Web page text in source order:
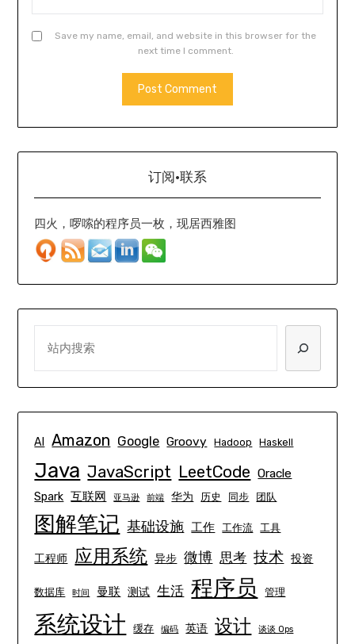
Save my name, email, and website in this browser for the
next time I comment.
订阅·联系
四火，啰嗦的程序员一枚，现居西雅图
AI Amazon Google Groovy Hadoop Haskell
Java JavaScript LeetCode Oracle
Spark 互联网 亚马逊 前端 华为 历史 同步 团队
图解笔记 基础设施 工作 工作流 工具
工程师 应用系统 异步 微博 思考 技术 投资
数据库 时间 曼联 测试 生活 程序员 管理
系统设计 缓存 编码 英语 设计 谈谈 Ops